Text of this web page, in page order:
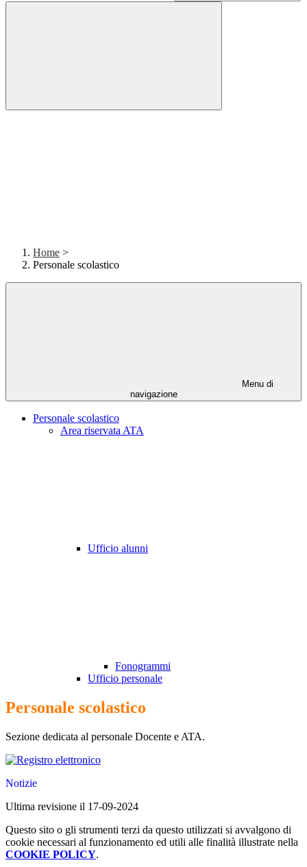
Home >
Personale scolastico
Menu di
navigazione
Personale scolastico
Area riservata ATA
Ufficio alunni
Fonogrammi
Ufficio personale
Personale scolastico
Sezione dedicata al personale Docente e ATA.
Notizie
Ultima revisione il 17-09-2024
Questo sito o gli strumenti terzi da questo utilizzati si avvalgono di
cookie necessari al funzionamento ed utili alle finalità illustrate nella
COOKIE POLICY.